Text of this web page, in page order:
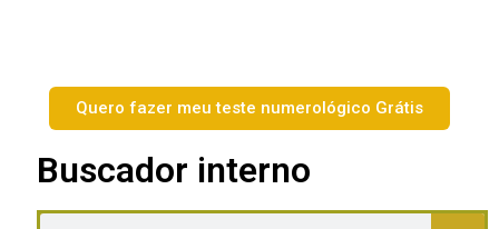
Quero fazer meu teste numerológico Grátis
Buscador interno